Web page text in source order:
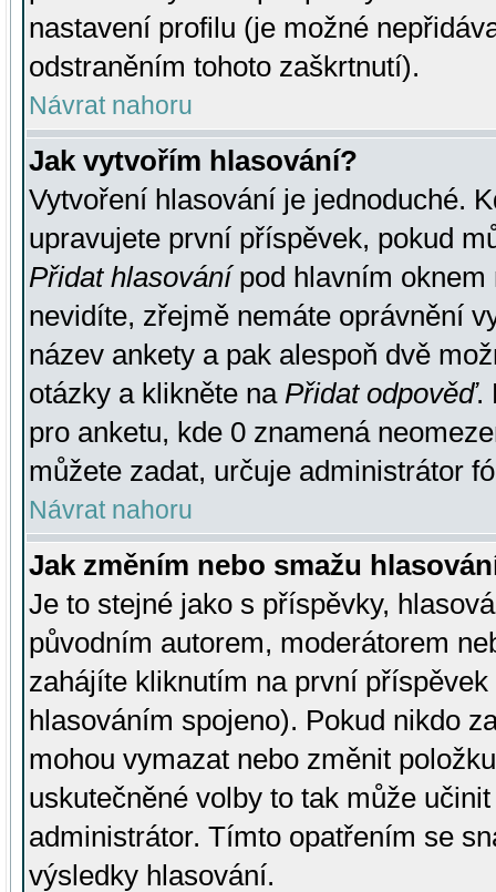
nastavení profilu (je možné
odstraněním tohoto zaškrtnutí).
Návrat nahoru
Jak vytvořím hlasování?
Vytvoření hlasování je jednoduché.
upravujete první příspěvek, pokud
Přidat hlasovánípod hlavním oknem
nevidíte, zřejmě nemáte oprávnění
název ankety a pak alespoň dvě
otázky a klikněte na Přidat odpověď.
pro anketu, kde 0 znamená
můžete zadat, určuje administrátor
Návrat nahoru
Jak změním nebo smažu
Je to stejné jako s příspěvky,
původním autorem, moderátorem
zahájíte kliknutím na první
hlasováním spojeno). Pokud nikdo
mohou vymazat nebo změnit
uskutečněné volby to tak může
administrátor. Tímto opatřením se
výsledky hlasování.